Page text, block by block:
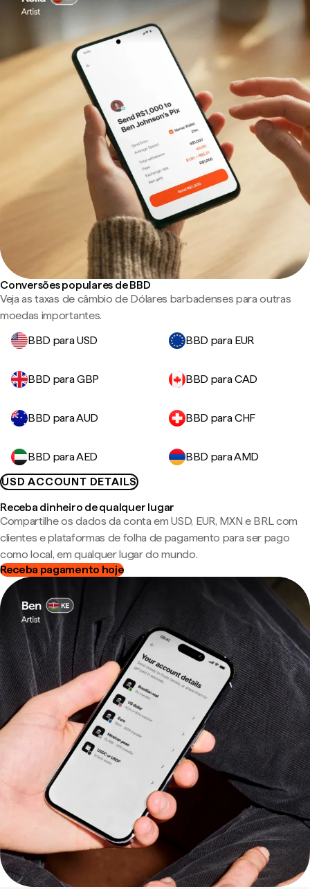
Conversões populares de BBD
Veja as taxas de câmbio de Dólares barbadenses para outras
moedas importantes.
BBD para USD
BBD para EUR
BBD para GBP BBD para CAD
BBD para AUD BBD para CHF
BBD para AED
BBD para AMD
USD ACCOUNT DETAILS
Receba dinheiro de qualquer lugar
Compartilhe os dados da conta em USD, EUR, MXN e BRL com
clientes e plataformas de folha de pagamento para ser pago
como local, em qualquer lugar do mundo.
Receba pagamento hoje